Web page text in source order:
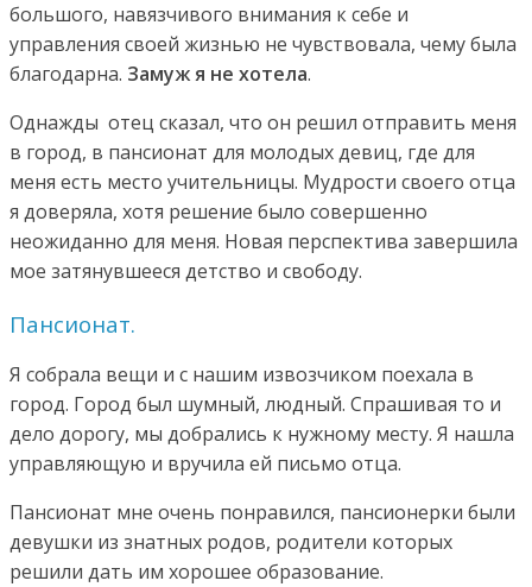
большого, навязчивого внимания к себе и
управления своей жизнью не чувствовала, чему была
благодарна. Замуж я не хотела.
Однажды отец сказал, что он решил отправить меня
в город, в пансионат для молодых девиц, где для
меня есть место учительницы. Мудрости своего отца
я доверяла, хотя решение было совершенно
неожиданно для меня. Новая перспектива завершила
мое затянувшееся детство и свободу.
Пансионат.
Я собрала вещи и с нашим извозчиком поехала в
город. Город был шумный, людный. Спрашивая то и
дело дорогу, мы добрались к нужному месту. Я нашла
управляющую и вручила ей письмо отца.
Пансионат мне очень понравился, пансионерки были
девушки из знатных родов, родители которых
решили дать им хорошее образование.